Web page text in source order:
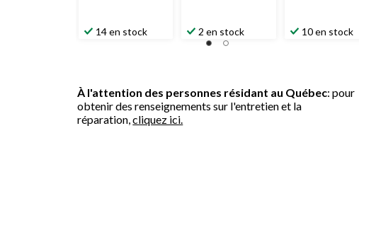
14 en stock 2 en stock 10 en stock
À l'attention des personnes résidant au Québec: pour
obtenir des renseignements sur l'entretien et la
réparation,cliquez ici.